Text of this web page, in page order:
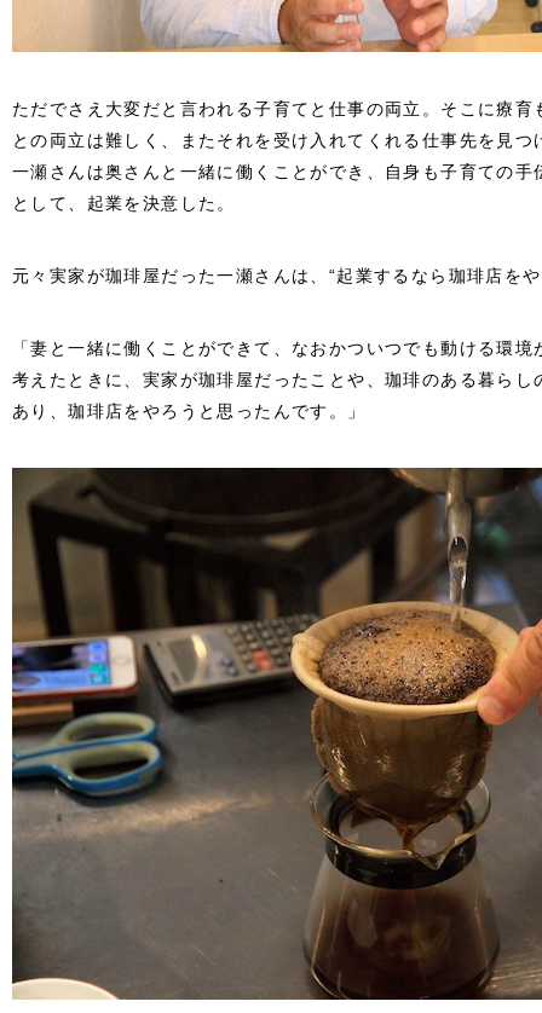
ただでさえ大変だと言われる子育てと仕事の両立。そこに療
との両立は難しく、またそれを受け入れてくれる仕事先を見
一瀬さんは奥さんと一緒に働くことができ、自身も子育ての
として、起業を決意した。
元々実家が珈琲屋だった一瀬さんは、“起業するなら珈琲店を
「妻と一緒に働くことができて、なおかついつでも動ける環
考えたときに、実家が珈琲屋だったことや、珈琲のある暮ら
あり、珈琲店をやろうと思ったんです。」